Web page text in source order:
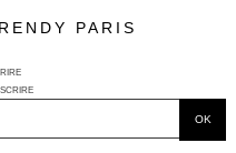
PARIS